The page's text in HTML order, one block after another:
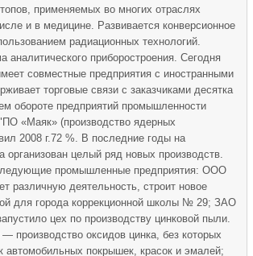
применяемых во многих отраслях
и в медицине. Развивается конверсионное
радиационных технологий.
аналитического приборостроения. Сегодня
совместные предприятия с иностранными
торговые связи с заказчиками десятка
обороте предприятий промышленности
«Маяк» (производство ядерных
2008 г.72 %. В последние годы на
организован целый ряд новых производств.
промышленные предприятия: ООО
различную деятельность, строит новое
для города коррекционной школы № 29; ЗАО
цех по производству цинковой пыли.
производство оксидов цинка, без которых
автомобильных покрышек, красок и эмалей;